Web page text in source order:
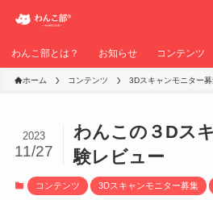
わんこ部とは？ お知らせ コンテンツ
ホーム コンテンツ 3Dスキャンモニター
わんこの３Dス
験レビュー
2023
11/27
コンテンツ 3Dスキャンモニター募集